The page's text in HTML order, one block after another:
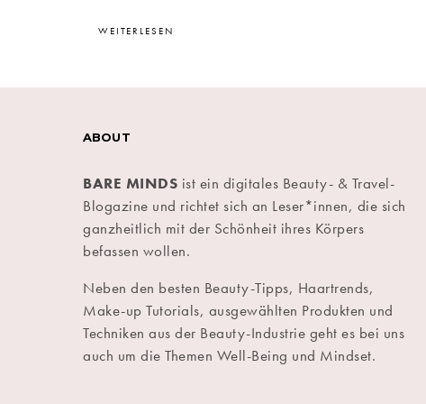
WEITERLESEN
ABOUT
BARE MINDS ist ein digitales Beauty- & Travel-
Blogazine und richtet sich an Leser*innen, die sich
ganzheitlich mit der Schönheit ihres Körpers
befassen wollen.
Neben den besten Beauty-Tipps, Haartrends,
Make-up Tutorials, ausgewählten Produkten und
Techniken aus der Beauty-Industrie geht es bei uns
auch um die Themen Well-Being und Mindset.